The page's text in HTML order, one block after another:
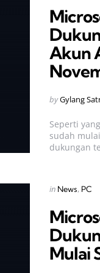
Akun
Posted
byGylang
Seperti
sudah
dukungan
Categories
Posted
in News PC
Mulai